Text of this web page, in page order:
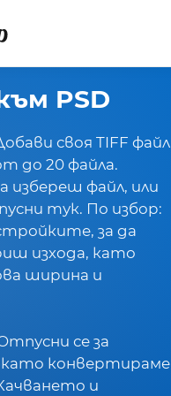
PSD
своя TIFF файл
до 20 файла.
избереш файл, или
тук. По избор:
за да
изхода, като
ширина и
се за
конвертираме
и